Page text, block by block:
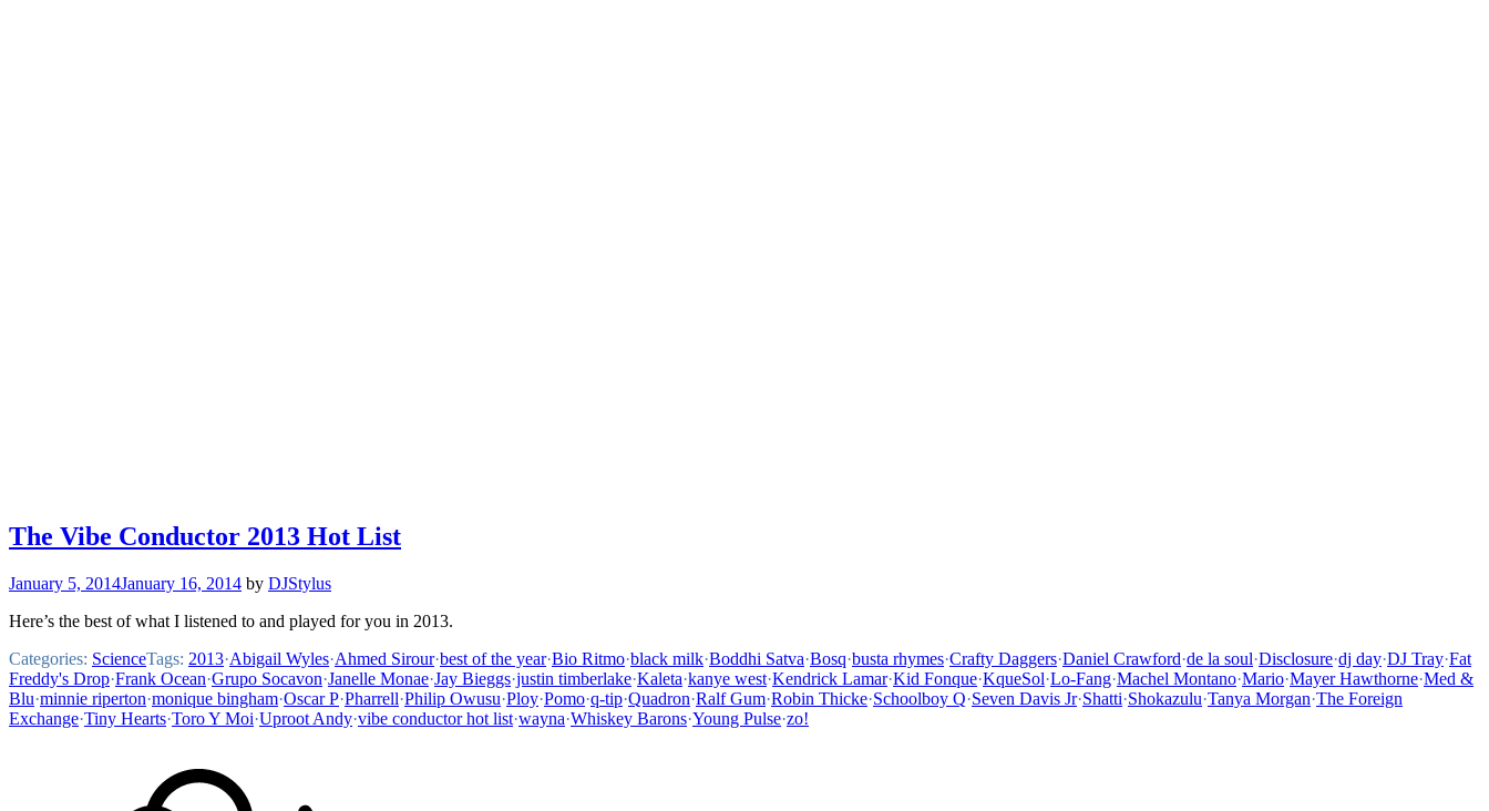
The Vibe Conductor 2013 Hot List
January 5, 2014January 16, 2014 by DJStylus
Here’s the best of what I listened to and played for you in 2013.
Categories: ScienceTags: 2013·Abigail Wyles·Ahmed Sirour·best of the year·Bio Ritmo·black milk·Boddhi Satva·Bosq·busta rhymes·Crafty Daggers·Daniel Crawford·de la soul·Disclosure·dj day·DJ Tray·Fat
Freddy's Drop·Frank Ocean·Grupo Socavon·Janelle Monae·Jay Bieggs·justin timberlake·Kaleta·kanye west·Kendrick Lamar·Kid Fonque·KqueSol·Lo-Fang·Machel Montano·Mario·Mayer Hawthorne·Med &
Blu·minnie riperton·monique bingham·Oscar P·Pharrell·Philip Owusu·Ploy·Pomo·q-tip·Quadron·Ralf Gum·Robin Thicke·Schoolboy Q·Seven Davis Jr·Shatti·Shokazulu·Tanya Morgan·The Foreign
Exchange·Tiny Hearts·Toro Y Moi·Uproot Andy·vibe conductor hot list·wayna·Whiskey Barons·Young Pulse·zo!